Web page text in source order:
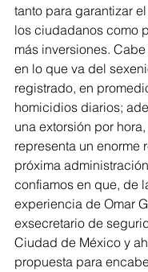
tanto para garantizar
los ciudadanos como
más inversiones.
en lo que va del
registrado, en
homicidios diarios;
una extorsión por
representa un enorme
próxima
confiamos en que, de
experiencia de Omar
exsecretario de
Ciudad de México y
propuesta para